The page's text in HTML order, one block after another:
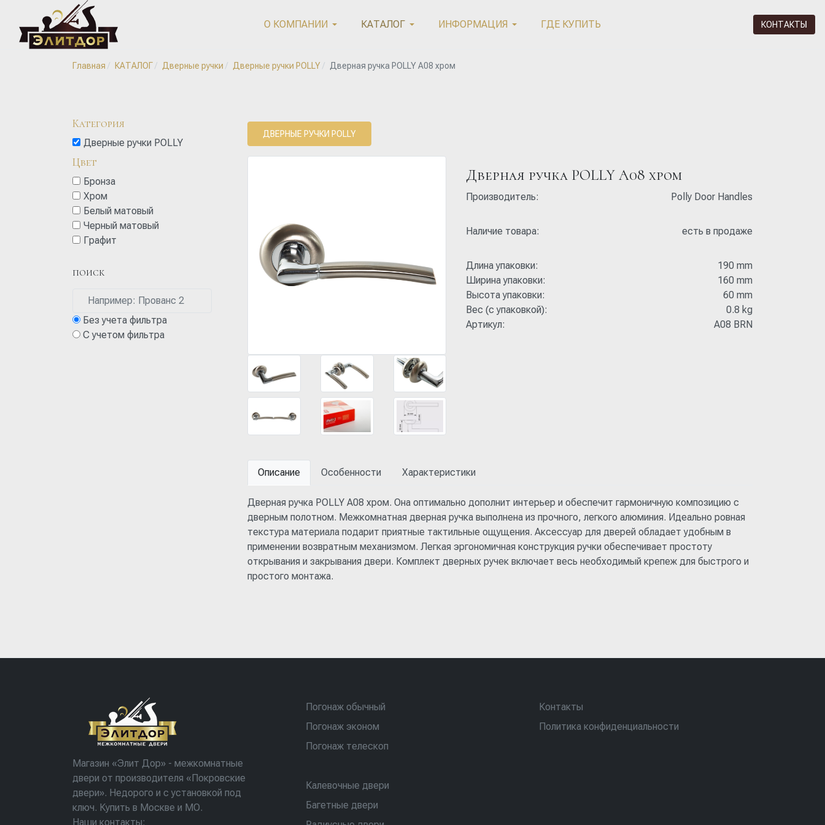
О КОМПАНИИ КАТАЛОГ ИНФОРМАЦИЯ ГДЕ КУПИТЬ КОНТАКТЫ
Главная КАТАЛОГ Дверные ручки Дверные ручки POLLY Дверная ручка POLLY A08 хром
ДВЕРНЫЕ РУЧКИ POLLY
Дверная ручка POLLY A08 хром
Производитель: Polly Door Handles
Наличие товара: есть в продаже
Длина упаковки:
190 mm
Ширина упаковки:
160 mm
Высота упаковки:
60 mm
Вес (с упаковкой):
0.8 kg
Артикул:
A08 BRN
Описание Особенности Характеристики
Дверная ручка POLLY A08 хром. Она оптимально дополнит интерьер и обеспечит гармоничную композицию с
дверным полотном. Межкомнатная дверная ручка выполнена из прочного, легкого алюминия. Идеально ровная
текстура материала подарит приятные тактильные ощущения. Аксессуар для дверей обладает удобным в
применении возвратным механизмом. Легкая эргономичная конструкция ручки обеспечивает простоту
открывания и закрывания двери. Комплект дверных ручек включает весь необходимый крепеж для быстрого и
простого монтажа.
Категория
Дверные ручки POLLY
Цвет
Бронза
Хром
Белый матовый
Черный матовый
Графит
ПОИСК
Без учета фильтра
С учетом фильтра
Магазин «Элит Дор» - межкомнатные
двери от производителя «Покровские
двери». Недорого и с установкой под
ключ. Купить в Москве и МО.
Наши контакты:
Погонаж обычный
Погонаж эконом
Погонаж телескоп
Калевочные двери
Багетные двери
Контакты
Политика конфиденциальности